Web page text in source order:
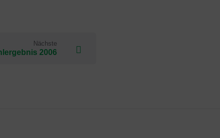
Nächste
2006